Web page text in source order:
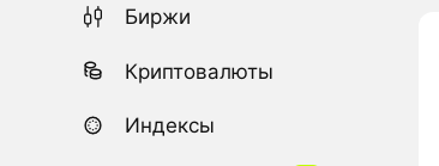
Биржи
Криптовалюты
Индексы